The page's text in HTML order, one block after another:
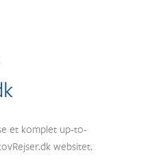
et komplet up-to-
websitet.